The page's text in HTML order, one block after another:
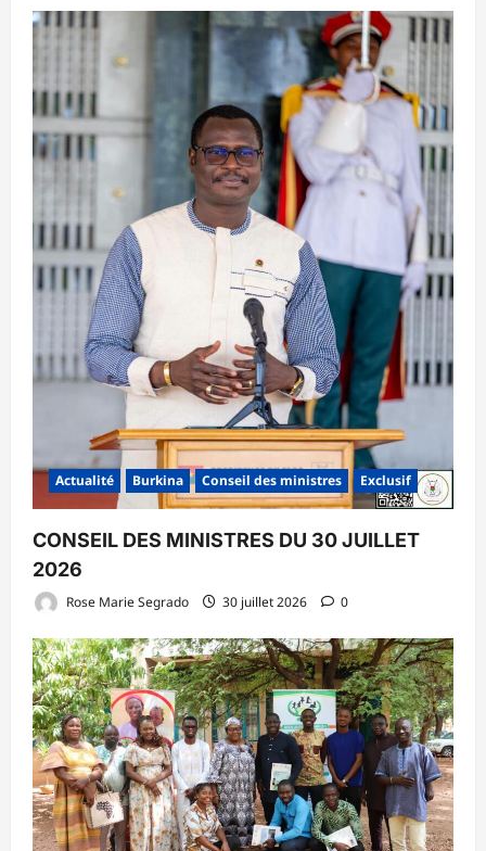
Actualité Burkina Conseil des ministres Exclusif
CONSEIL DES MINISTRES DU 30 JUILLET
2026
Rose Marie Segrado 30 juillet 2026 0